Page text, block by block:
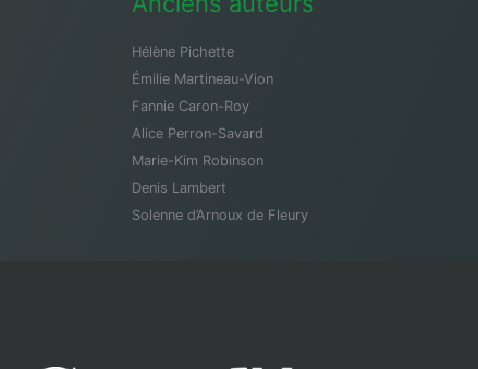
Hélène Pichette
Émilie Martineau-Vion
Fannie Caron-Roy
Alice Perron-Savard
Marie-Kim Robinson
Denis Lambert
Solenne d’Arnoux de Fleury